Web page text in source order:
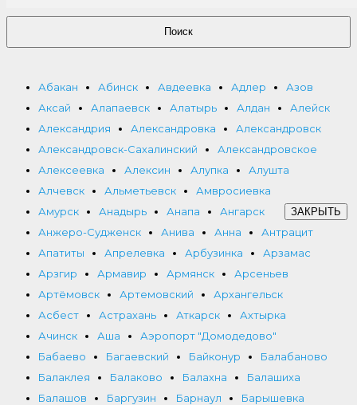
Поиск
Абакан Абинск Авдеевка Адлер
Азов
Аксай
Алапаевск Алатырь Алдан
Алейск
Александрия
Александровка
Александровск
Александровск-Сахалинский
Александровское
Алексеевка
Алексин Алупка
Алушта
Алчевск
Альметьевск
Амвросиевка
Амурск
Анадырь Анапа
Ангарск
Анжеро-Судженск
Анива Анна
Антрацит
Апатиты
Апрелевка Арбузинка
Арзамас
Арзгир
Армавир Армянск
Арсеньев
Артёмовск
Артемовский
Архангельск
Асбест
Астрахань Аткарск
Ахтырка
Ачинск
Аша
Аэропорт "Домодедово"
Бабаево
Багаевский Байконур
Балабаново
Балаклея
Балаково Балахна
Балашиха
Балашов
Баргузин Барнаул
Барышевка
ЗАКРЫТЬ